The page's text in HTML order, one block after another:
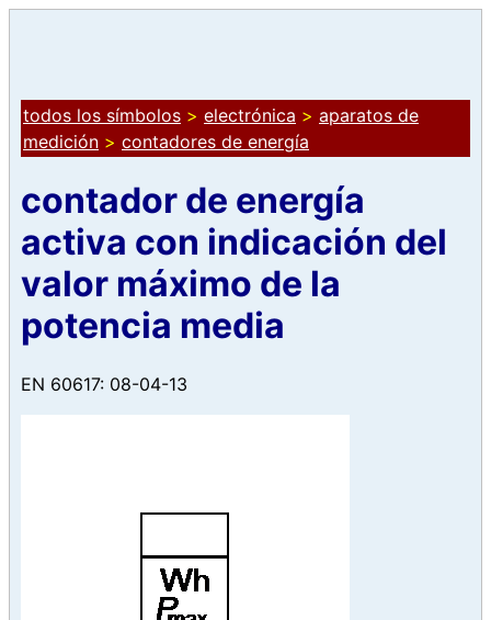
todos los símbolos > electrónica > aparatos de
medición > contadores de energía
contador de energía
activa con indicación del
valor máximo de la
potencia media
EN 60617: 08-04-13